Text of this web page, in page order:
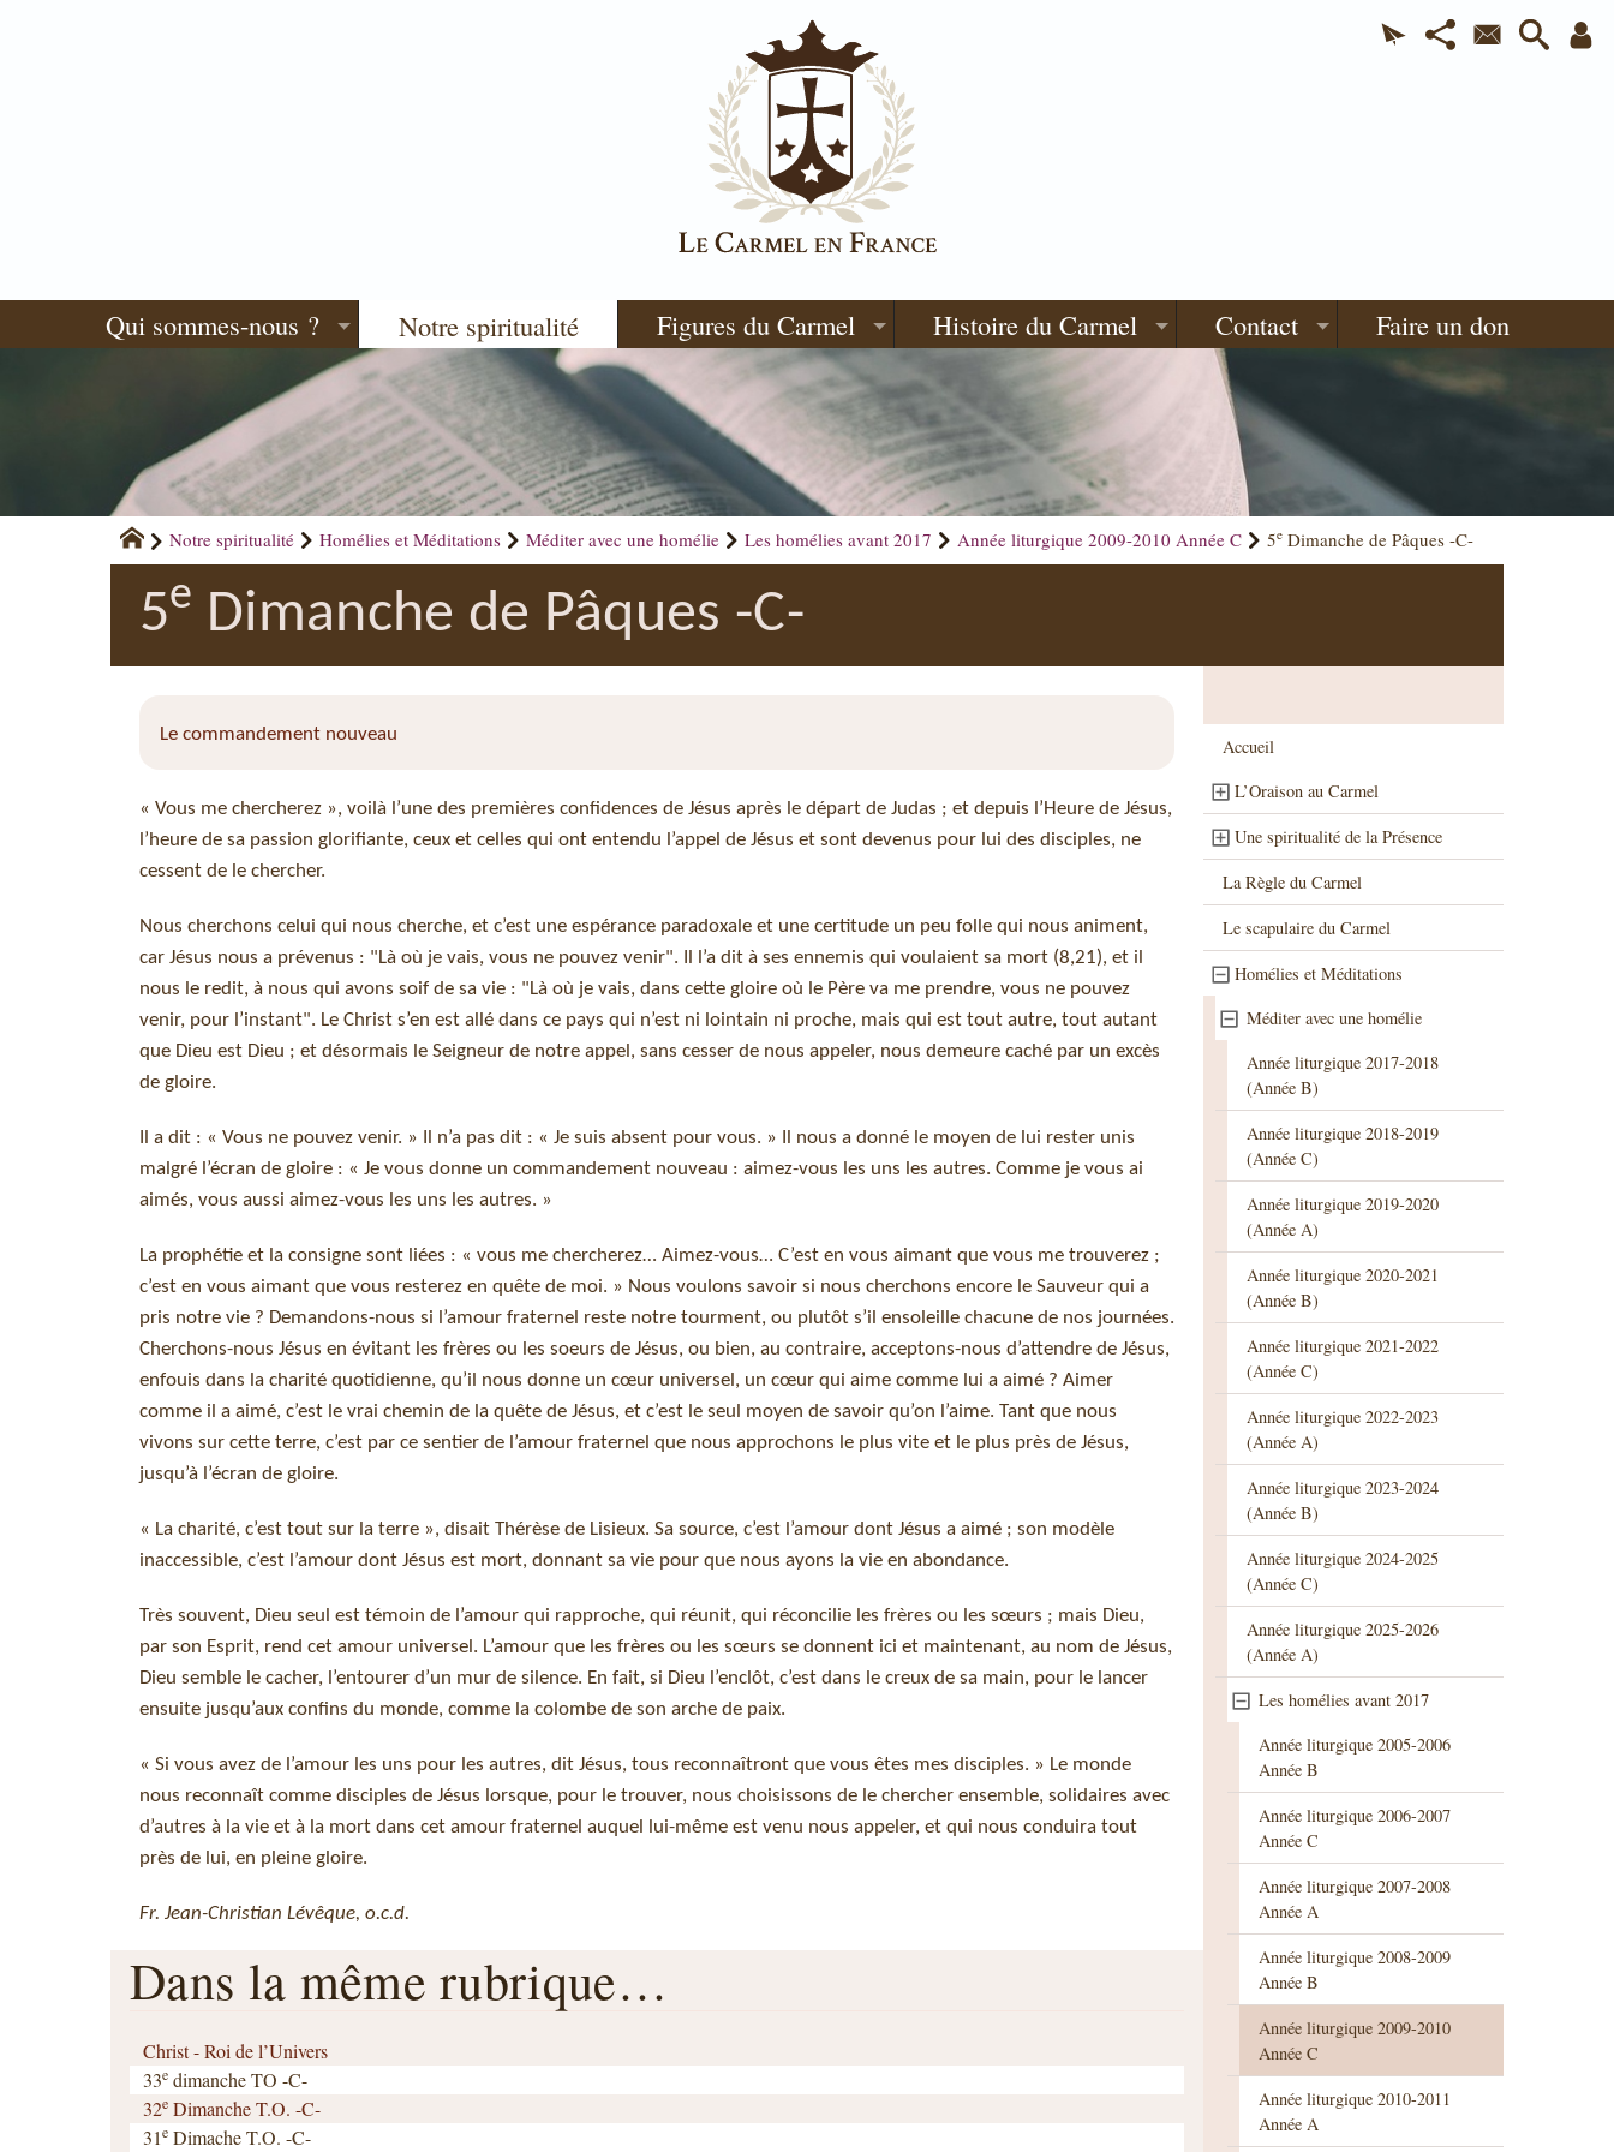
Qui sommes-nous ? Notre spiritualité Figures du Carmel Histoire du Carmel Contact Faire un don
Notre spiritualité Homélies et Méditations Méditer avec une homélie Les homélies avant 2017 Année liturgique 2009-2010 Année C 5e Dimanche de Pâques -C-
5e Dimanche de Pâques -C-
Le commandement nouveau
« Vous me chercherez », voilà l’une des premières confidences de Jésus après le départ de Judas ; et depuis l’Heure de Jésus,
l’heure de sa passion glorifiante, ceux et celles qui ont entendu l’appel de Jésus et sont devenus pour lui des disciples, ne
cessent de le chercher.
Nous cherchons celui qui nous cherche, et c’est une espérance paradoxale et une certitude un peu folle qui nous animent,
car Jésus nous a prévenus : "Là où je vais, vous ne pouvez venir". Il l’a dit à ses ennemis qui voulaient sa mort (8,21), et il
nous le redit, à nous qui avons soif de sa vie : "Là où je vais, dans cette gloire où le Père va me prendre, vous ne pouvez
venir, pour l’instant". Le Christ s’en est allé dans ce pays qui n’est ni lointain ni proche, mais qui est tout autre, tout autant
que Dieu est Dieu ; et désormais le Seigneur de notre appel, sans cesser de nous appeler, nous demeure caché par un excès
de gloire.
Il a dit : « Vous ne pouvez venir. » Il n’a pas dit : « Je suis absent pour vous. » Il nous a donné le moyen de lui rester unis
malgré l’écran de gloire : « Je vous donne un commandement nouveau : aimez-vous les uns les autres. Comme je vous ai
aimés, vous aussi aimez-vous les uns les autres. »
La prophétie et la consigne sont liées : « vous me chercherez… Aimez-vous… C’est en vous aimant que vous me trouverez ;
c’est en vous aimant que vous resterez en quête de moi. » Nous voulons savoir si nous cherchons encore le Sauveur qui a
pris notre vie ? Demandons-nous si l’amour fraternel reste notre tourment, ou plutôt s’il ensoleille chacune de nos journées.
Cherchons-nous Jésus en évitant les frères ou les soeurs de Jésus, ou bien, au contraire, acceptons-nous d’attendre de Jésus,
enfouis dans la charité quotidienne, qu’il nous donne un cœur universel, un cœur qui aime comme lui a aimé ? Aimer
comme il a aimé, c’est le vrai chemin de la quête de Jésus, et c’est le seul moyen de savoir qu’on l’aime. Tant que nous
vivons sur cette terre, c’est par ce sentier de l’amour fraternel que nous approchons le plus vite et le plus près de Jésus,
jusqu’à l’écran de gloire.
« La charité, c’est tout sur la terre », disait Thérèse de Lisieux. Sa source, c’est l’amour dont Jésus a aimé ; son modèle
inaccessible, c’est l’amour dont Jésus est mort, donnant sa vie pour que nous ayons la vie en abondance.
Très souvent, Dieu seul est témoin de l’amour qui rapproche, qui réunit, qui réconcilie les frères ou les sœurs ; mais Dieu,
par son Esprit, rend cet amour universel. L’amour que les frères ou les sœurs se donnent ici et maintenant, au nom de Jésus,
Dieu semble le cacher, l’entourer d’un mur de silence. En fait, si Dieu l’enclôt, c’est dans le creux de sa main, pour le lancer
ensuite jusqu’aux confins du monde, comme la colombe de son arche de paix.
« Si vous avez de l’amour les uns pour les autres, dit Jésus, tous reconnaîtront que vous êtes mes disciples. » Le monde
nous reconnaît comme disciples de Jésus lorsque, pour le trouver, nous choisissons de le chercher ensemble, solidaires avec
d’autres à la vie et à la mort dans cet amour fraternel auquel lui-même est venu nous appeler, et qui nous conduira tout
près de lui, en pleine gloire.
Fr. Jean-Christian Lévêque, o.c.d.
Dans la même rubrique…
Christ - Roi de l’Univers
33e dimanche TO -C-
32e Dimanche T.O. -C-
31e Dimache T.O. -C-
Accueil
L’Oraison au Carmel
Une spiritualité de la Présence
La Règle du Carmel
Le scapulaire du Carmel
Homélies et Méditations
Méditer avec une homélie
Année liturgique 2017-2018
(Année B)
Année liturgique 2018-2019
(Année C)
Année liturgique 2019-2020
(Année A)
Année liturgique 2020-2021
(Année B)
Année liturgique 2021-2022
(Année C)
Année liturgique 2022-2023
(Année A)
Année liturgique 2023-2024
(Année B)
Année liturgique 2024-2025
(Année C)
Année liturgique 2025-2026
(Année A)
Les homélies avant 2017
Année liturgique 2005-2006
Année B
Année liturgique 2006-2007
Année C
Année liturgique 2007-2008
Année A
Année liturgique 2008-2009
Année B
Année liturgique 2009-2010
Année C
Année liturgique 2010-2011
Année A